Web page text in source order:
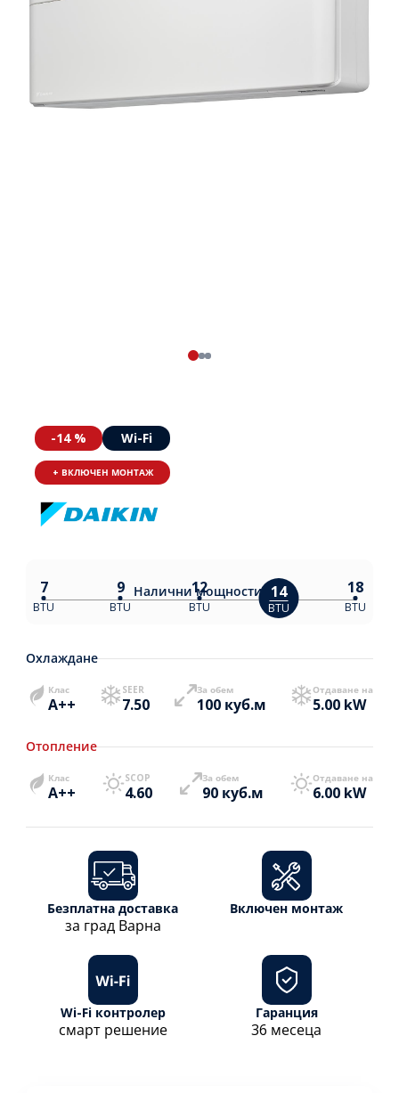
-14 % Wi-Fi
+ ВКЛЮЧЕН МОНТАЖ
Наличнимощности:
7
BTU
9
BTU
12
BTU
14
BTU
18
BTU
Охлаждане
Клас
A++
SEER
7.50
За обем
100 куб.м
Отдаване на
5.00 kW
Отопление
Клас
A++
SCOP
4.60
За обем
90 куб.м
Отдаване на
6.00 kW
Безплатна доставка
за град Варна
Включен монтаж
Wi-Fi контролер
смарт решение
Гаранция
36 месеца